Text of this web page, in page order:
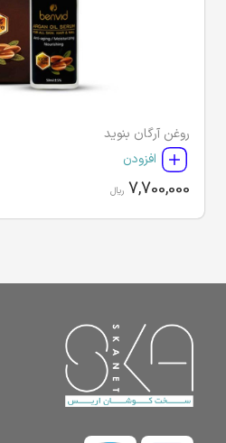
روغن آرگان بنوید
افزودن
7,700,000 ریال